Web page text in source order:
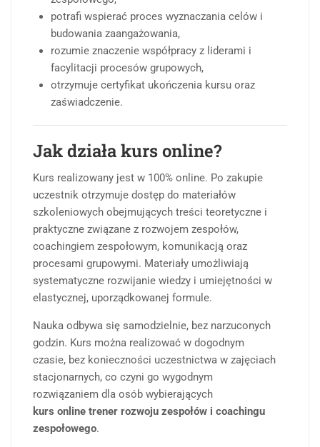
potrafi wspierać proces wyznaczania celów i
budowania zaangażowania,
rozumie znaczenie współpracy z liderami i
facylitacji procesów grupowych,
otrzymuje certyfikat ukończenia kursu oraz
zaświadczenie.
Jak działa kurs online?
Kurs realizowany jest w 100% online. Po zakupie
uczestnik otrzymuje dostęp do materiałów
szkoleniowych obejmujących treści teoretyczne i
praktyczne związane z rozwojem zespołów,
coachingiem zespołowym, komunikacją oraz
procesami grupowymi. Materiały umożliwiają
systematyczne rozwijanie wiedzy i umiejętności w
elastycznej, uporządkowanej formule.
Nauka odbywa się samodzielnie, bez narzuconych
godzin. Kurs można realizować w dogodnym
czasie, bez konieczności uczestnictwa w zajęciach
stacjonarnych, co czyni go wygodnym
rozwiązaniem dla osób wybierających
kurs online trener rozwoju zespołów i coachingu
zespołowego.